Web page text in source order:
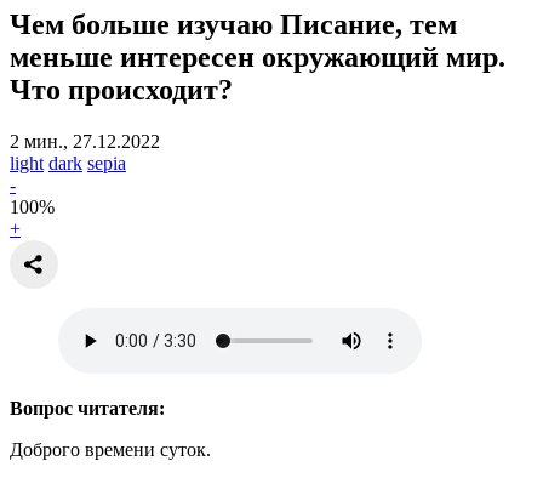
Чем больше изучаю Писание, тем
меньше интересен окружающий мир.
Что происходит?
2 мин., 27.12.2022
light dark sepia
-
100%
+
Вопрос читателя:
Доброго времени суток.